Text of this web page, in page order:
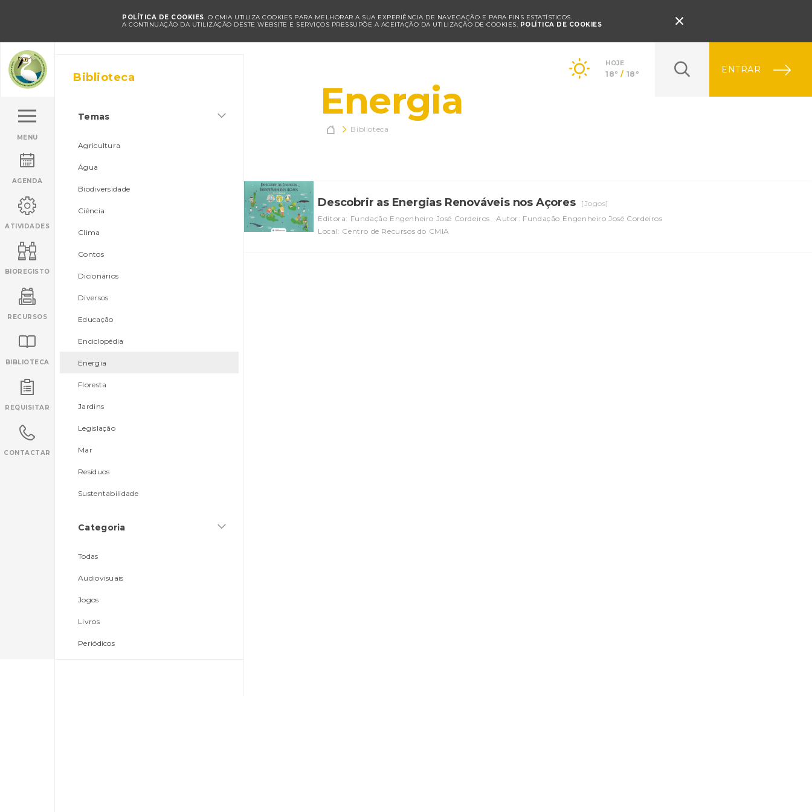
POLÍTICA DE COOKIES. O CMIA UTILIZA COOKIES PARA MELHORAR A SUA EXPERIÊNCIA DE NAVEGAÇÃO E PARA FINS ESTATÍSTICOS.
A CONTINUAÇÃO DA UTILIZAÇÃO DESTE WEBSITE E SERVIÇOS PRESSUPÕE A ACEITAÇÃO DA UTILIZAÇÃO DE COOKIES. POLÍTICA DE COOKIES 
HOJE
18º/ 18º
Pressione Enter
ENTRAR
MENU
AGENDA
ATIVIDADES
BIOREGISTO
RECURSOS
BIBLIOTECA
REQUISITAR
CONTACTAR
Biblioteca
Temas
Agricultura
Água
Biodiversidade
Ciência
Clima
Contos
Dicionários
Diversos
Educação
Enciclopédia
Energia
Floresta
Jardins
Legislação
Mar
Resíduos
Sustentabilidade
Categoria
Todas
Audiovisuais
Jogos
Livros
Periódicos
Energia
 Biblioteca
Descobrir as Energias Renováveis nos Açores
[Jogos]
Editora: Fundação Engenheiro José Cordeiros
Autor: Fundação Engenheiro José Cordeiros
Local: Centro de Recursos do CMIA